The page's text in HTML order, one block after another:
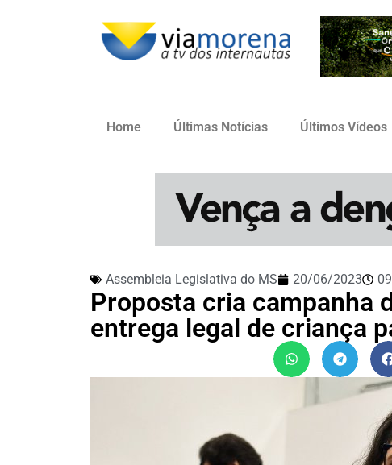
Home Últimas Notícias Últimos Vídeos
Assembleia Legislativa do MS 20/06/2023
Proposta cria campanha
entrega legal de criança